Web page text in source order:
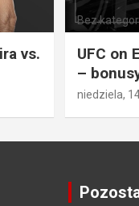
vs.
Bez
UFC on
–
niedziela,